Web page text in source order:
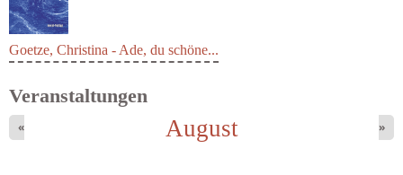
Veranstaltungen
August
« »